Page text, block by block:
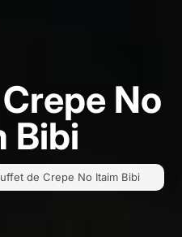
No
Bibi
de Crepe No Itaim Bibi